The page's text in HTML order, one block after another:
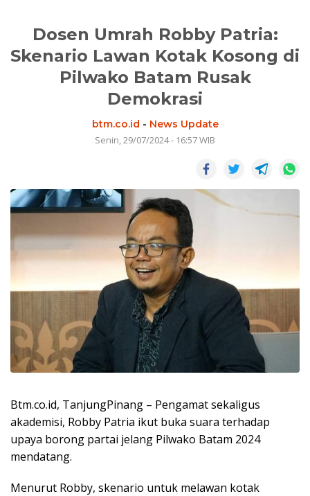
Dosen Umrah Robby Patria:
Skenario Lawan Kotak Kosong di
Pilwako Batam Rusak
Demokrasi
btm.co.id - News Update
Senin, 29/07/2024 - 16:57 WIB
Btm.co.id, TanjungPinang – Pengamat sekaligus
akademisi, Robby Patria ikut buka suara terhadap
upaya borong partai jelang Pilwako Batam 2024
mendatang.
Menurut Robby, skenario untuk melawan kotak